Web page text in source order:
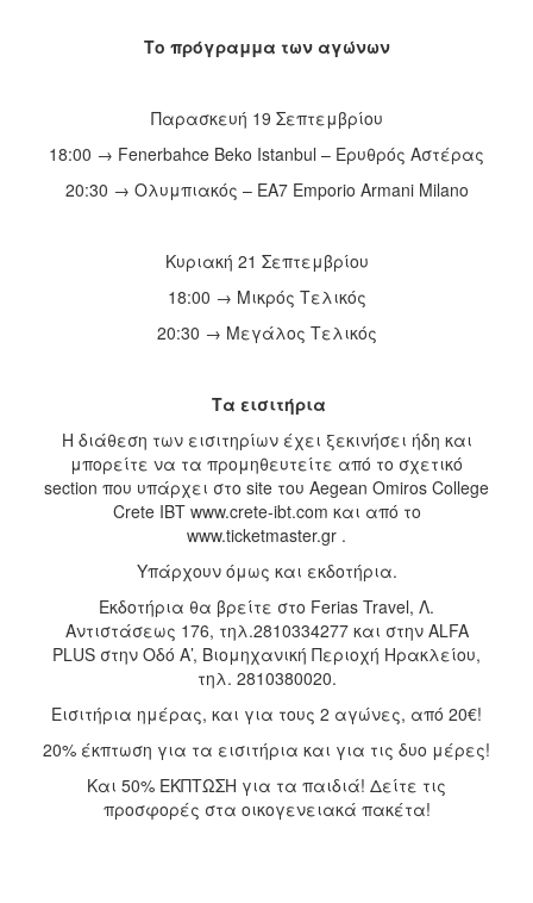
Το πρόγραμμα των αγώνων
Παρασκευή 19 Σεπτεμβρίου
18:00 → Fenerbahce Beko Istanbul – Ερυθρός Αστέρας
20:30 → Ολυμπιακός – EA7 Emporio Armani Milano
Κυριακή 21 Σεπτεμβρίου
18:00 → Μικρός Τελικός
20:30 → Μεγάλος Τελικός
Τα εισιτήρια
Η διάθεση των εισιτηρίων έχει ξεκινήσει ήδη και
μπορείτε να τα προμηθευτείτε από το σχετικό
section που υπάρχει στο site του Aegean Omiros College
Crete IBT www.crete-ibt.com και από το
www.ticketmaster.gr .
Υπάρχουν όμως και εκδοτήρια.
Εκδοτήρια θα βρείτε στο Ferias Travel, Λ.
Αντιστάσεως 176, τηλ.2810334277 και στην ALFA
PLUS στην Οδό Α’, Βιομηχανική Περιοχή Ηρακλείου,
τηλ. 2810380020.
Εισιτήρια ημέρας, και για τους 2 αγώνες, από 20€!
20% έκπτωση για τα εισιτήρια και για τις δυο μέρες!
Και 50% ΕΚΠΤΩΣΗ για τα παιδιά! Δείτε τις
προσφορές στα οικογενειακά πακέτα!